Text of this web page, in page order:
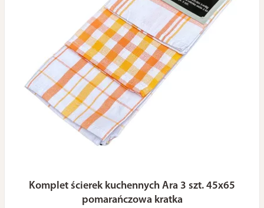
Komplet ścierek kuchennych Ara 3 szt. 45x65
pomarańczowa kratka